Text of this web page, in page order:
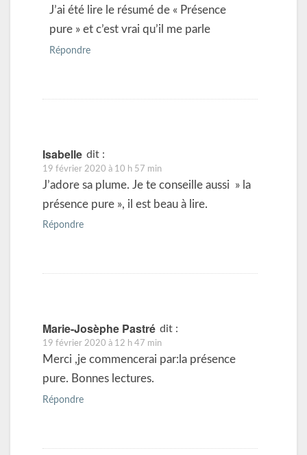
J’ai été lire le résumé de « Présence
pure » et c’est vrai qu’il me parle
Répondre
Isabelle dit :
19 février 2020 à 10 h 57 min
J’adore sa plume. Je te conseille aussi » la
présence pure », il est beau à lire.
Répondre
Marie-Josèphe Pastré dit :
19 février 2020 à 12 h 47 min
Merci ,je commencerai par:la présence
pure. Bonnes lectures.
Répondre